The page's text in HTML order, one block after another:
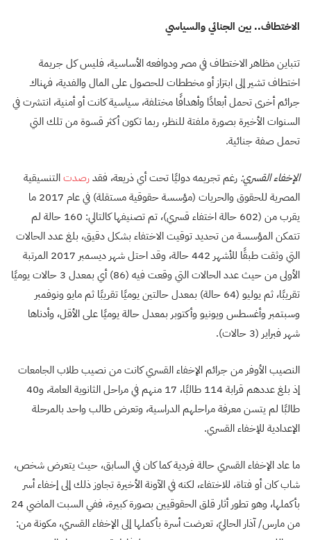
الاختطاف.. بين الجنائي والسياسي
تتباين مظاهر الاختطاف في مصر ودوافعه الأساسية، فليس كل جريمة
اختطاف تشير إلى ابتزاز أو مخططات للحصول على المال والفدية، فهناك
جرائم أخرى تحمل أبعادًا وأهدافًا مختلفة، سياسية كانت أو أمنية، انتشرت في
السنوات الأخيرة بصورة ملفتة للنظر، ربما تكون أكثر قسوة من تلك التي
تحمل صفة جنائية.
الإخفاء القسري: رغم تجريمه دوليًا تحت أي ذريعة، فقدرصدتالتنسيقية
المصرية للحقوق والحريات (مؤسسة حقوقية مستقلة) في عام 2017 ما
يقرب من (602 حالة اختفاء قسري)، تم تصنيفها كالتالي: 160 حالة لم
تتمكن المؤسسة من تحديد توقيت الاختفاء بشكل دقيق، بلغ عدد الحالات
التي وثقت طبقًا للأشهر 442 حالة، وقد احتل شهر ديسمبر 2017 المرتبة
الأولى من حيث عدد الحالات التي وقعت فيه (86) أي بمعدل 3 حالات يوميًا
تقريبًا، ثم يوليو (64 حالة) بمعدل حالتين يوميًا تقريبًا ثم مايو ونوفمبر
وسبتمبر وأغسطس ويونيو وأكتوبر بمعدل حالة يوميًا على الأقل، وأدناها
شهر فبراير (3 حالات).
النصيب الأوفر من جرائم الإخفاء القسري كانت من نصيب طلاب الجامعات
إذ بلغ عددهم قرابة 114 طالبًا، 17 منهم في مراحل الثانوية العامة، و40
طالبًا لم يتسن معرفة مراحلهم الدراسية، وتعرض طالب واحد بالمرحلة
الإعدادية للإخفاء القسري.
ما عاد الإخفاء القسري حالة فردية كما كان في السابق، حيث يتعرض شخص،
شاب كان أو فتاة، للاختفاء، لكنه في الآونة الأخيرة تجاوز ذلك إلى إخفاء أسر
بأكملها، وهو تطور أثار قلق الحقوقيين بصورة كبيرة، ففي السبت الماضي 24
من مارس/ آذار الحاليّ، تعرضت أسرة بأكملها إلى الإخفاء القسري، مكونة من: